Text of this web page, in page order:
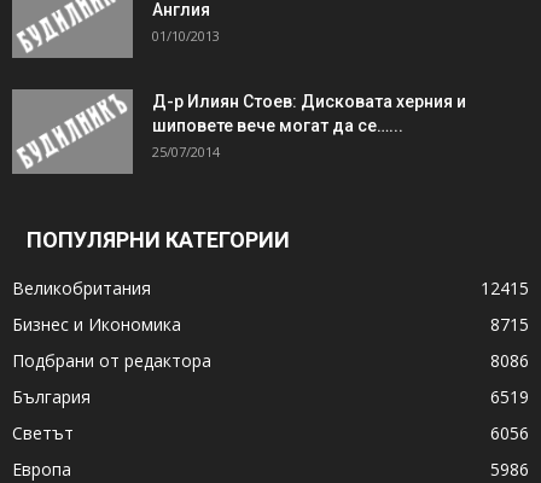
Англия
01/10/2013
Д-р Илиян Стоев: Дисковата херния и
шиповете вече могат да се…...
25/07/2014
ПОПУЛЯРНИ КАТЕГОРИИ
Великобритания
12415
Бизнес и Икономика
8715
Подбрани от редактора
8086
България
6519
Светът
6056
Европа
5986